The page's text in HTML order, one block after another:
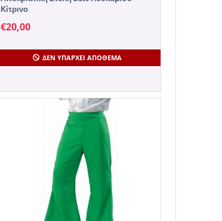
Κίτρινο
€20,00
ΔΕΝ ΥΠΆΡΧΕΙ ΑΠΌΘΕΜΑ